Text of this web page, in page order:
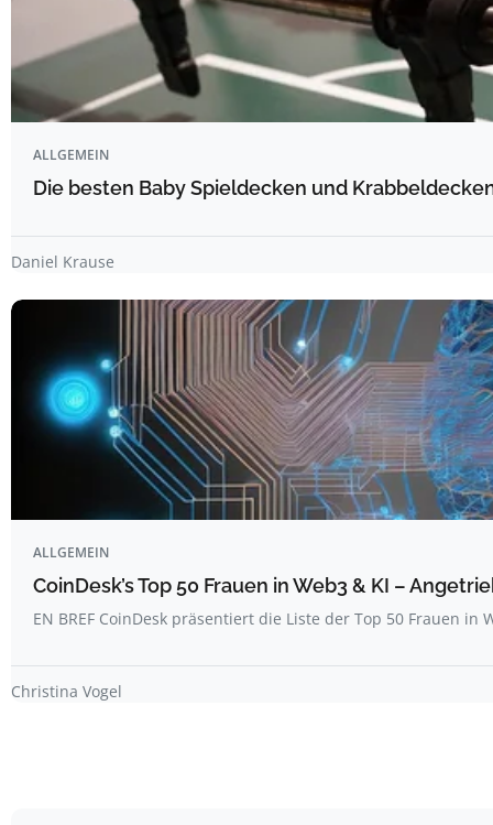
ALLGEMEIN
Die besten Baby Spieldecken und
Daniel Krause
ALLGEMEIN
CoinDesk’s Top 50 Frauen in Web3 & KI –
EN BREF CoinDesk präsentiert die Liste der Top 50 Frauen in
Christina Vogel